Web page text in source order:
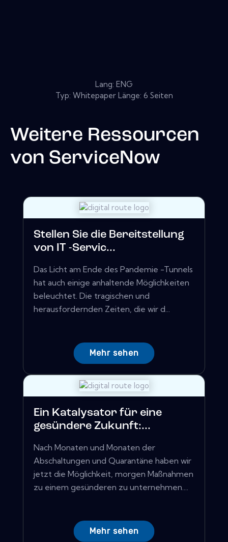
Lang: ENG
Typ: Whitepaper Länge: 6 Seiten
Weitere Ressourcen
von ServiceNow
Stellen Sie die Bereitstellung
von IT -Servic...
Das Licht am Ende des Pandemie -Tunnels
hat auch einige anhaltende Möglichkeiten
beleuchtet. Die tragischen und
herausfordernden Zeiten, die wir d...
Mehr sehen
Ein Katalysator für eine
gesündere Zukunft:...
Nach Monaten und Monaten der
Abschaltungen und Quarantäne haben wir
jetzt die Möglichkeit, morgen Maßnahmen
zu einem gesünderen zu unternehmen....
Mehr sehen